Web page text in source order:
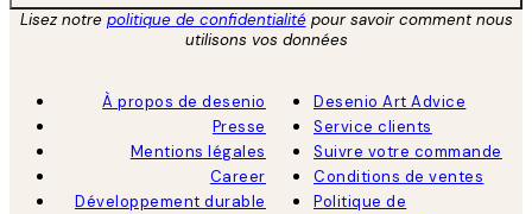
Lisez notre politique de confidentialitépour savoir comment nous
utilisons vos données
À propos de desenio
Presse
Mentions légales
Career
Développement durable
Desenio Art Advice
Service clients
Suivre votre commande
Conditions de ventes
Politique de